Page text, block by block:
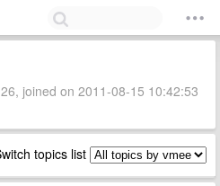
joined on 2011-08-15 10:42:53
topics list